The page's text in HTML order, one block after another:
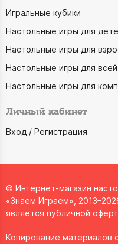
Игральные кубики
Настольные игры для
Настольные игры для
Настольные игры для
Настольные игры для
Личный кабинет
Вход / Регистрация
© Интернет-магазин
«Знаем Играем»,
является публичной
Копирование материалов